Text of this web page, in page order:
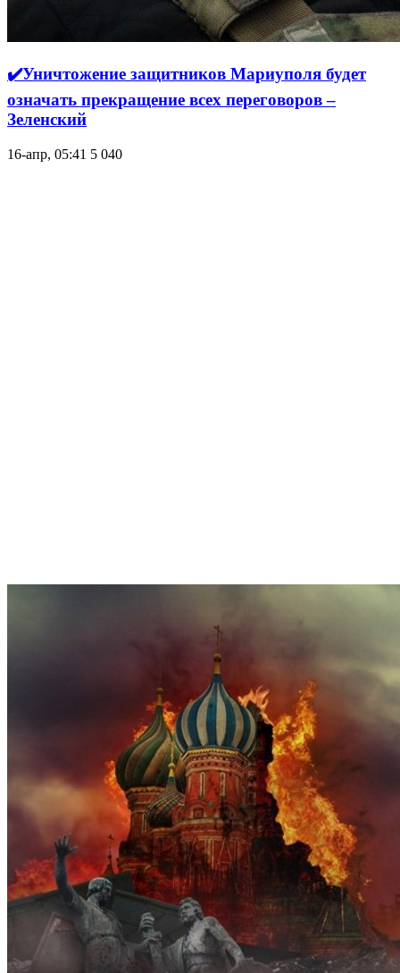
✔️Уничтожение защитников Мариуполя будет
означать прекращение всех переговоров –
Зеленский
16-апр, 05:41 5 040